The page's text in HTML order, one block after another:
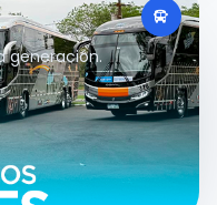
generación.